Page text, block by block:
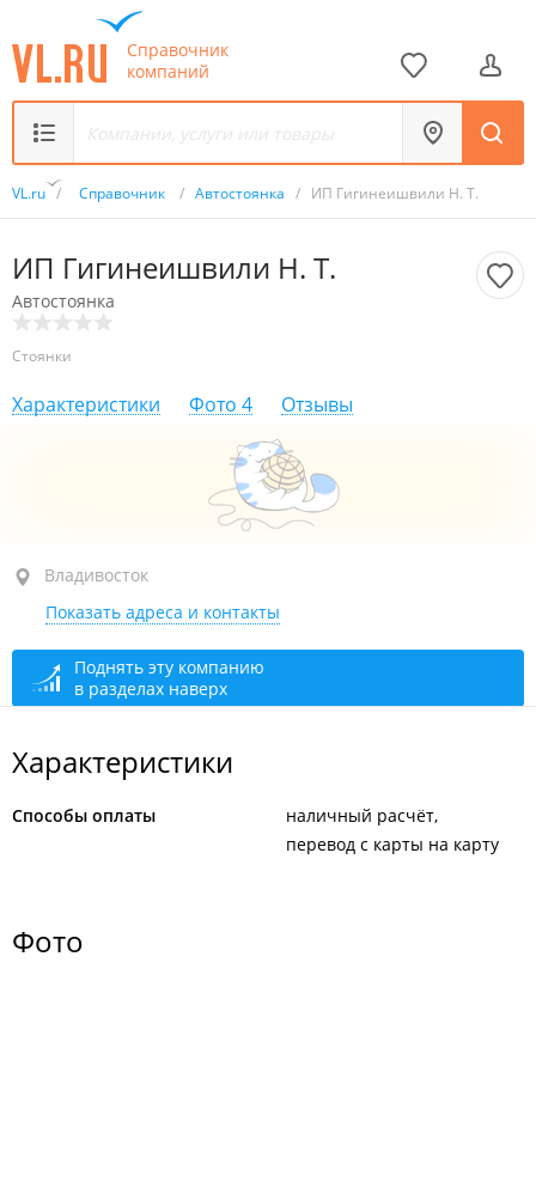
Справочник
компаний
VL.ru / Справочник / Автостоянка / ИП Гигинеишвили Н. Т.
ИП Гигинеишвили Н. Т.
Автостоянка
Стоянки
Характеристики Фото 4 Отзывы
ул. Гульбиновича, 29 стр. 4
круглосуточно
Владивосток
Показать адреса и контакты
Поднять эту компанию
в разделах наверх
Характеристики
Способы оплаты
наличный расчёт
перевод с карты на карту
Фото